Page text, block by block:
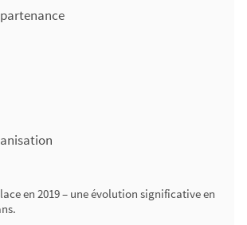
en 2019 – une évolution significative en